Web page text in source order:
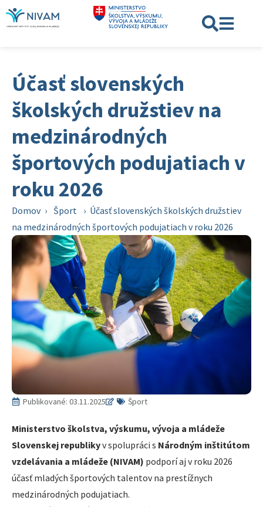
Účasť slovenských
školských družstiev na
medzinárodných
športových podujatiach v
roku 2026
Domov › Šport › Účasť slovenských školských družstiev
na medzinárodných športových podujatiach v roku 2026
Publikované: 03.11.2025 Šport
Ministerstvo školstva, výskumu, vývoja a mládeže
Slovenskej republikyv spolupráci s Národným inštitútom
vzdelávania a mládeže (NIVAM) podporí aj v roku 2026
účasť mladých športových talentov na prestížnych
medzinárodných podujatiach.